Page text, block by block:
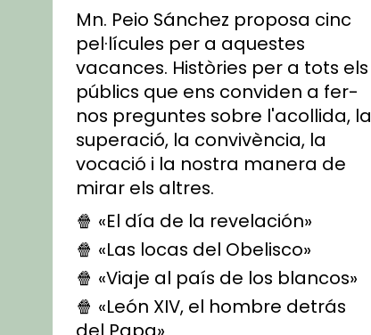
Mn. Peio Sánchez proposa cinc
pel·lícules per a aquestes
vacances. Històries per a tots els
públics que ens conviden a fer-
nos preguntes sobre l'acollida, la
superació, la convivència, la
vocació i la nostra manera de
mirar els altres.
🍿 «El día de la revelación»
🍿 «Las locas del Obelisco»
🍿 «Viaje al país de los blancos»
🍿 «León XIV, el hombre detrás